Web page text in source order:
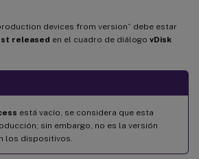
devices from version” debe estar
released en el cuadro de diálogo vDisk
está vacío, se considera que esta
sin embargo, no es la versión
los dispositivos.